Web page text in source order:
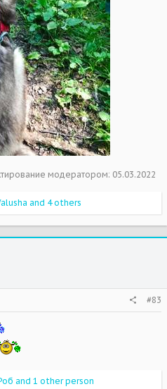
модератором: 05.03.2022
and 4 others
#83
and 1 other person